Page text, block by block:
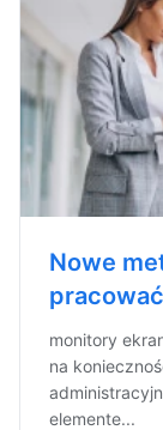
Nowe
monitory
na
elemente...